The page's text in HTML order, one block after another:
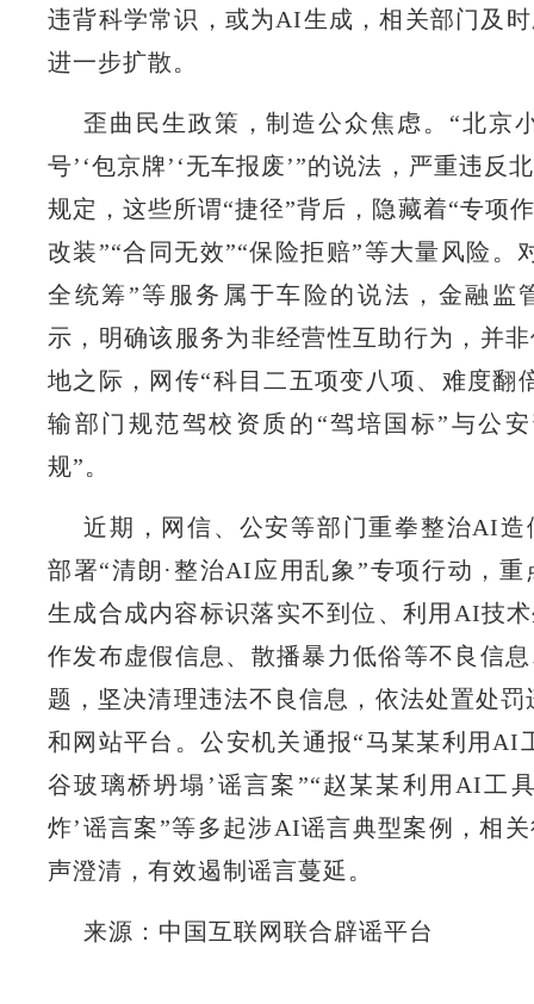
违背科学常识，或为AI生成，相关部门及
进一步扩散。
歪曲民生政策，制造公众焦虑。“北京
号’‘包京牌’‘无车报废’”的说法，严重违反
规定，这些所谓“捷径”背后，隐藏着“专项
改装”“合同无效”“保险拒赔”等大量风险。
全统筹”等服务属于车险的说法，金融监
示，明确该服务为非经营性互助行为，并
地之际，网传“科目二五项变八项、难度翻
输部门规范驾校资质的“驾培国标”与公
规”。
近期，网信、公安等部门重拳整治AI
部署“清朗·整治AI应用乱象”专项行动，
生成合成内容标识落实不到位、利用AI技
作发布虚假信息、散播暴力低俗等不良信
题，坚决清理违法不良信息，依法处置处
和网站平台。公安机关通报“马某某利用AI
谷玻璃桥坍塌’谣言案”“赵某某利用AI工
炸’谣言案”等多起涉AI谣言典型案例，相
声澄清，有效遏制谣言蔓延。
来源：中国互联网联合辟谣平台